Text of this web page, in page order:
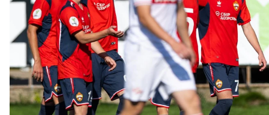
ЮФЛ: Московское дерби на «Октябре»